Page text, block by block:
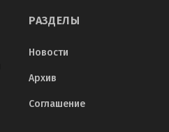
РАЗДЕЛЫ
Новости
Архив
Соглашение